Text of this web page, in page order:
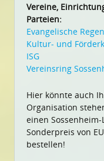
Vereine,
Parteien:
Evangelische
Kultur- und
ISG
Vereinsring
Hier könnte auch
Organisation
einen
Sonderpreis von
bestellen!